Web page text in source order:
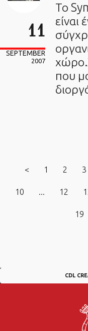
11
SEPTEMBER
2007
Το
είναι
που
< 1 2 3
10 ... 12
19
CDL